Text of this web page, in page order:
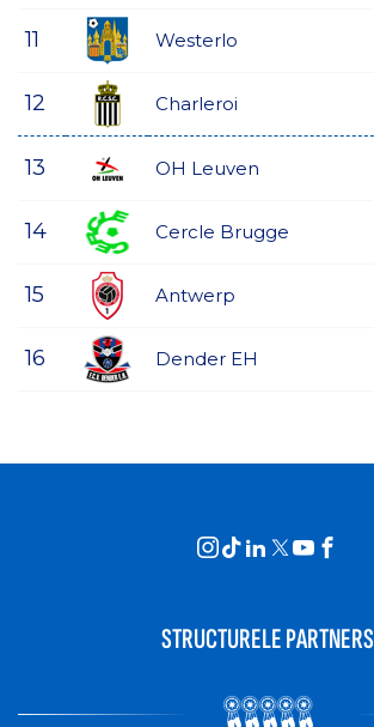
11 Westerlo
12 Charleroi
13 OH Leuven
14 Cercle Brugge
15 Antwerp
16 Dender EH
STRUCTURELE PARTNERS